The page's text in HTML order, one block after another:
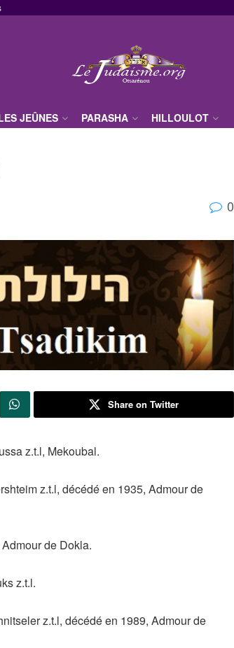
JEÛNES PARASHA HILLOULOT
0
Share on Twitter
z.t.l, Mekoubal.
z.t.l, décédé en 1935, Admour de
de Dokla.
z.t.l.
z.t.l, décédé en 1989, Admour de